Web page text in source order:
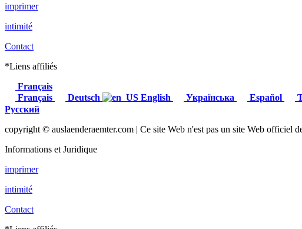
imprimer
intimité
Contact
*Liens affiliés
Français
Français
Deutsch English Українська Español
Русский
copyright © auslaenderaemter.com | Ce site Web n'est pas un site Web officiel
Informations et Juridique
imprimer
intimité
Contact